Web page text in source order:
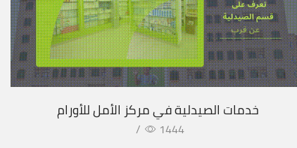
خدمات الصيدلية في مركز الأمل للأورام
/
1444